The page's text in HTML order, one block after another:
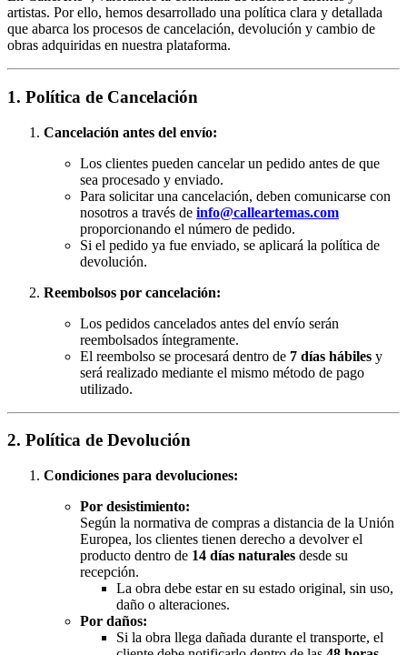
artistas. Por ello, hemos desarrollado una política clara y detallada
que abarca los procesos de cancelación, devolución y cambio de
obras adquiridas en nuestra plataforma.
1. Política de Cancelación
Cancelación antes del envío:
Los clientes pueden cancelar un pedido antes de que
sea procesado y enviado.
Para solicitar una cancelación, deben comunicarse con
nosotros a través de info@calleartemas.com
proporcionando el número de pedido.
Si el pedido ya fue enviado, se aplicará la política de
devolución.
Reembolsos por cancelación:
Los pedidos cancelados antes del envío serán
reembolsados íntegramente.
El reembolso se procesará dentro de 7 días hábiles y
será realizado mediante el mismo método de pago
utilizado.
2. Política de Devolución
Condiciones para devoluciones:
Por desistimiento:
Según la normativa de compras a distancia de la Unión
Europea, los clientes tienen derecho a devolver el
producto dentro de 14 días naturales desde su
recepción.
La obra debe estar en su estado original, sin uso,
daño o alteraciones.
Por daños:
Si la obra llega dañada durante el transporte, el